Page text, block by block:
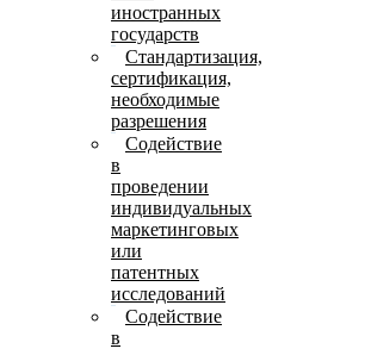
иностранных
государств
Стандартизация,
сертификация,
необходимые
разрешения
Содействие
в
проведении
индивидуальных
маркетинговых
или
патентных
исследований
Содействие
в